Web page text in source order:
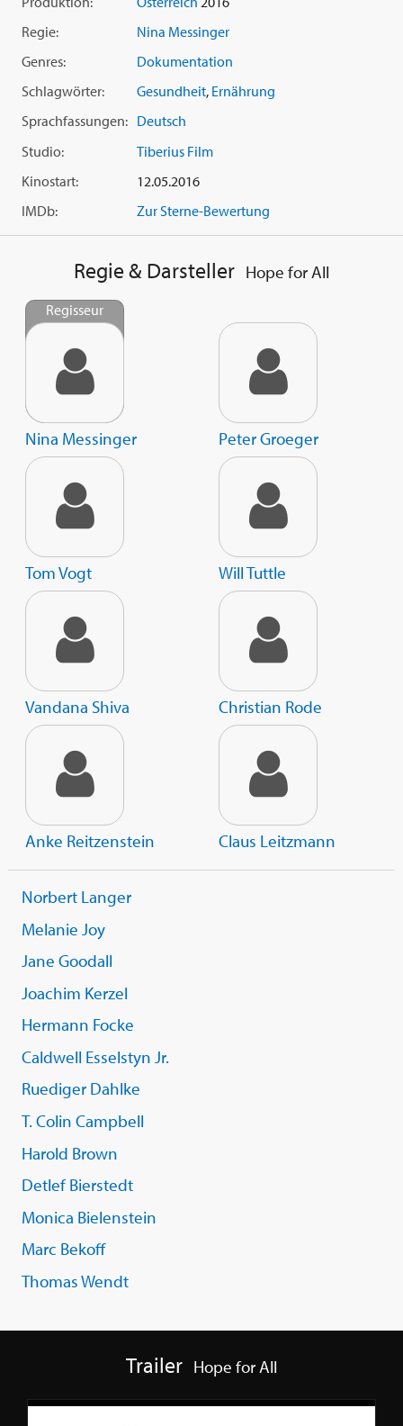
Stellenwert haben. Die gute Nachricht hierzu lautet: Wir
haben es selbst in der Hand.
Regie:
Nina Messinger
Genres:
Dokumentation
Schlagwörter:
Gesundheit, Ernährung
Sprachfassungen: Deutsch
Studio:
Tiberius Film
Kinostart:
12.05.2016
IMDb:
Zur Sterne-Bewertung
Regie & Darsteller Hope for All
Regisseur
Nina Messinger Peter Groeger
Tom Vogt Will Tuttle
Vandana Shiva Christian Rode
Anke Reitzenstein Claus Leitzmann
Norbert Langer
Melanie Joy
Jane Goodall
Joachim Kerzel
Hermann Focke
Caldwell Esselstyn Jr.
Ruediger Dahlke
T. Colin Campbell
Harold Brown
Detlef Bierstedt
Monica Bielenstein
Marc Bekoff
Thomas Wendt
Trailer Hope for All